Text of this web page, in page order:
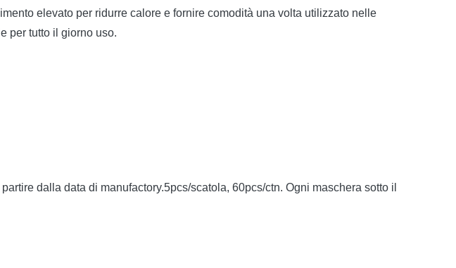
elevato per ridurre calore e fornire comodità una volta utilizzato nelle
per tutto il giorno uso.
dalla data di manufactory.5pcs/scatola, 60pcs/ctn. Ogni maschera sotto il